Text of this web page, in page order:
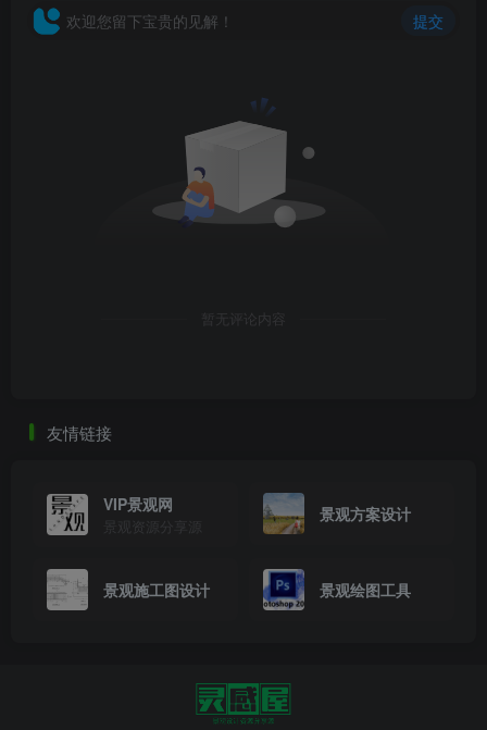
晚，介入时地下室施工已完成。景观深化设计过程中，下凹
海绵城市要求的雨水调蓄容积需求，需采取其他措施来弥
补，否则将影响项目的海绵城市验收。由于该项目采用满铺
地下室，已设置绿色屋顶，且地下室土建施工已完成，能采
用的海绵措施选择较小，从项目工期、造价等情况考虑，增
设室外雨水收集池为最优方案，一方面可以不影响主体施
非常困难，需结合现状条件，选择非常规的雨水收集池，如
欢迎您留下宝贵的见解！ 提交
暂无评论内容
友情链接
VIP景观网
景观资源分享源
景观方案设计
景观施工图设计 景观绘图工具